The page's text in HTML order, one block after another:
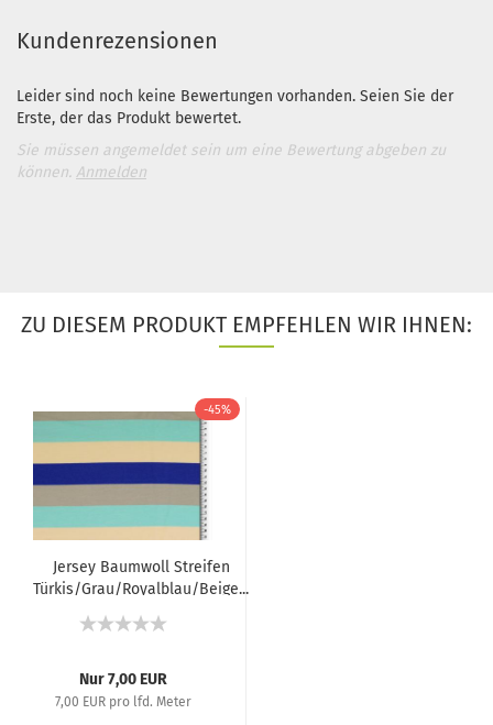
Kundenrezensionen
Leider sind noch keine Bewertungen vorhanden. Seien Sie der
Erste, der das Produkt bewertet.
Sie müssen angemeldet sein um eine Bewertung abgeben zu
können. Anmelden
ZU DIESEM PRODUKT EMPFEHLEN WIR IHNEN:
-45%
Jersey Baumwoll Streifen
Türkis/Grau/Royalblau/Beige...
Nur 7,00 EUR
7,00 EUR pro lfd. Meter